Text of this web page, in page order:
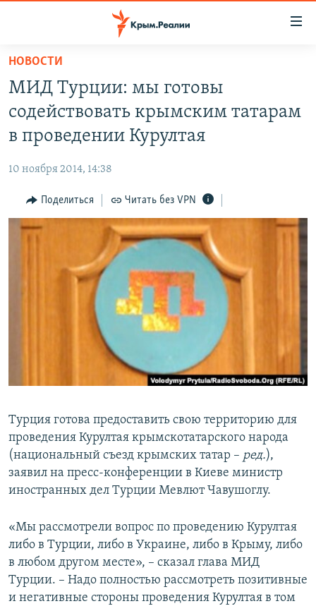
Вернуться
основному
содержанию
главной
навигации
Вернутся
поиску
СПЕЦПРОЕКТЫ
11 ЛЕТ ОККУПАЦИИ КРЫМА. 11 ИСТОРИЙ СОПРОТИВЛЕНИЯ
ЕЩЕ
ИНТЕРАКТИВ
ИНФОГРАФИКА
ТЕЛЕПРОЕКТ КРЫМ.РЕАЛИИ
СОВЕТЫ ПРАВОЗАЩИТНИКОВ
ПРОПАВШИЕ БЕЗ ВЕСТИ
ПОБЕДИТЕЛЕЙ НЕ СУДЯТ?
КРЫМ.НЕПОКОРЕННЫЙ
РАДІО СВОБОДА
КАК ОБОЙТИ БЛОКИРОВКУ
Українською
ПРИСОЕДИНЯЙТЕСЬ!
Все сайты RFE/RL
НОВОСТИ
МИД Турции: мы готовы
содействовать крымским татарам
в проведении Курултая
10 ноября 2014, 14:38
Поделиться Читать без VPN
Турция готова предоставить свою территорию для
проведения Курултая крымскотатарского народа
(национальный съезд крымских татар – ред.),
заявил на пресс-конференции в Киеве министр
иностранных дел Турции Мевлют Чавушоглу.
«Мы рассмотрели вопрос по проведению Курултая
либо в Турции, либо в Украине, либо в Крыму, либо
в любом другом месте», – сказал глава МИД
Турции. – Надо полностью рассмотреть позитивные
и негативные стороны проведения Курултая в том